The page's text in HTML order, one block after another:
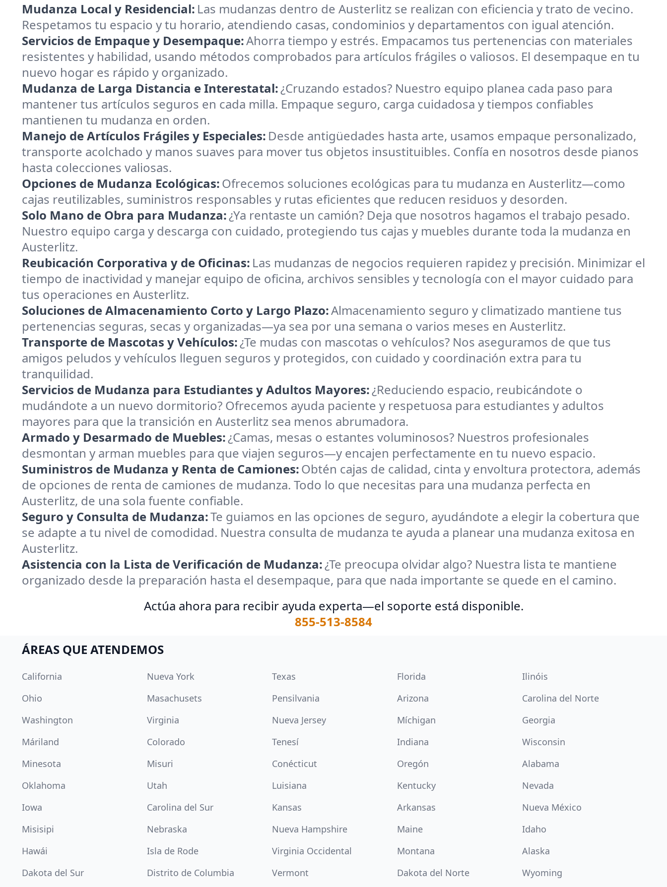
Mudanza Local y Residencial: Las mudanzas dentro de Austerlitz se realizan con eficiencia y trato de vecino.
Respetamos tu espacio y tu horario, atendiendo casas, condominios y departamentos con igual atención.
Servicios de Empaque y Desempaque:Ahorra tiempo y estrés. Empacamos tus pertenencias con materiales
resistentes y habilidad, usando métodos comprobados para artículos frágiles o valiosos. El desempaque en tu
nuevo hogar es rápido y organizado.
Mudanza de Larga Distancia e Interestatal:¿Cruzando estados? Nuestro equipo planea cada paso para
mantener tus artículos seguros en cada milla. Empaque seguro, carga cuidadosa y tiempos confiables
mantienen tu mudanza en orden.
Manejo de Artículos Frágiles y Especiales: Desde antigüedades hasta arte, usamos empaque personalizado,
transporte acolchado y manos suaves para mover tus objetos insustituibles. Confía en nosotros desde pianos
hasta colecciones valiosas.
Opciones de Mudanza Ecológicas:Ofrecemos soluciones ecológicas para tu mudanza en Austerlitz—como
cajas reutilizables, suministros responsables y rutas eficientes que reducen residuos y desorden.
Solo Mano de Obra para Mudanza:¿Ya rentaste un camión? Deja que nosotros hagamos el trabajo pesado.
Nuestro equipo carga y descarga con cuidado, protegiendo tus cajas y muebles durante toda la mudanza en
Austerlitz.
Reubicación Corporativa y de Oficinas: Las mudanzas de negocios requieren rapidez y precisión. Minimizar el
tiempo de inactividad y manejar equipo de oficina, archivos sensibles y tecnología con el mayor cuidado para
tus operaciones en Austerlitz.
Soluciones de Almacenamiento Corto y Largo Plazo:Almacenamiento seguro y climatizado mantiene tus
pertenencias seguras, secas y organizadas—ya sea por una semana o varios meses en Austerlitz.
Transporte de Mascotas y Vehículos:¿Te mudas con mascotas o vehículos? Nos aseguramos de que tus
amigos peludos y vehículos lleguen seguros y protegidos, con cuidado y coordinación extra para tu
tranquilidad.
Servicios de Mudanza para Estudiantes y Adultos Mayores:¿Reduciendo espacio, reubicándote o
mudándote a un nuevo dormitorio? Ofrecemos ayuda paciente y respetuosa para estudiantes y adultos
mayores para que la transición en Austerlitz sea menos abrumadora.
Armado y Desarmado de Muebles:¿Camas, mesas o estantes voluminosos? Nuestros profesionales
desmontan y arman muebles para que viajen seguros—y encajen perfectamente en tu nuevo espacio.
Suministros de Mudanza y Renta de Camiones:Obtén cajas de calidad, cinta y envoltura protectora, además
de opciones de renta de camiones de mudanza. Todo lo que necesitas para una mudanza perfecta en
Austerlitz, de una sola fuente confiable.
Seguro y Consulta de Mudanza:Te guiamos en las opciones de seguro, ayudándote a elegir la cobertura que
se adapte a tu nivel de comodidad. Nuestra consulta de mudanza te ayuda a planear una mudanza exitosa en
Austerlitz.
Asistencia con la Lista de Verificación de Mudanza:¿Te preocupa olvidar algo? Nuestra lista te mantiene
organizado desde la preparación hasta el desempaque, para que nada importante se quede en el camino.
Actúa ahora para recibir ayuda experta—el soporte está disponible.
855-513-8584
ÁREAS QUE ATENDEMOS
California Nueva York Texas Florida
Ilinóis
Ohio
Masachusets Pensilvania Arizona
Carolina del Norte
Washington
Virginia Nueva Jersey Míchigan
Georgia
Máriland
Colorado Tenesí Indiana
Wisconsin
Minesota
Misuri Conécticut Oregón
Alabama
Oklahoma
Utah Luisiana Kentucky
Nevada
Iowa
Carolina del Sur Kansas Arkansas
Nueva México
Misisipi
Nebraska Nueva Hampshire Maine
Idaho
Hawái
Isla de Rode Virginia Occidental Montana
Alaska
Dakota del Sur
Distrito de Columbia Vermont Dakota del Norte Wyoming